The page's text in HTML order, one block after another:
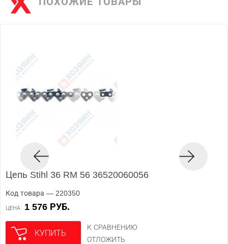
Цепь Stihl 36 RM 56 36520060056
Код товара — 220350
ЦЕНА 1 576 РУБ.
КУПИТЬ
К СРАВНЕНИЮ
ОТЛОЖИТЬ